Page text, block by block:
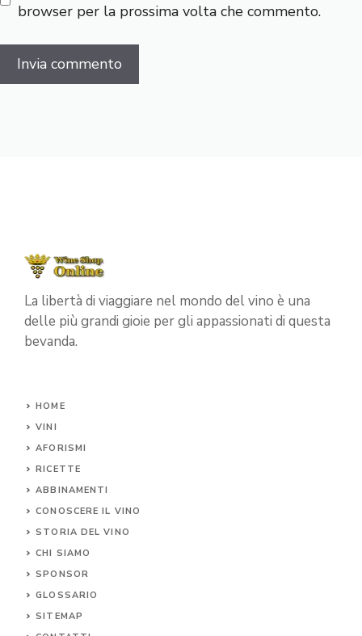
browser per la prossima volta che commento.
La libertà di viaggiare nel mondo del vino è una
delle più grandi gioie per gli appassionati di questa
bevanda.
HOME
VINI
AFORISMI
RICETTE
ABBINAMENTI
CONOSCERE IL VINO
STORIA DEL VINO
CHI SIAMO
SPONSOR
GLOSSARIO
SITEMAP